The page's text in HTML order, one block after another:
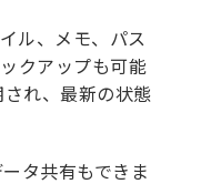
ル、メモ、パス
クアップも可能
れ、最新の状態
タ共有もできま